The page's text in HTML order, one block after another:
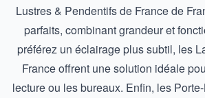
Lustres & Pendentifs de Francede
parfaits, combinant grandeur et
préférez un éclairage plus subtil, les
Franceoffrent une solution idéale
lecture ou les bureaux. Enfin, les